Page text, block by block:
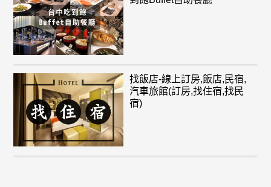
找飯店-線上訂房,飯店,民宿,
汽車旅館(訂房,找住宿,找民
宿)